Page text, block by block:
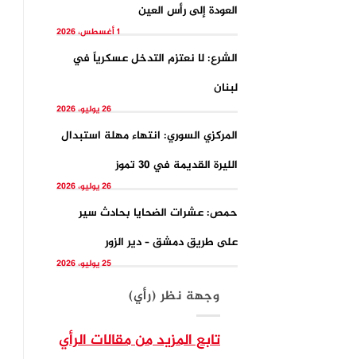
العودة إلى رأس العين
1 أغسطس، 2026
الشرع: لا نعتزم التدخل عسكرياً في
لبنان
26 يوليو، 2026
المركزي السوري: انتهاء مهلة استبدال
الليرة القديمة في 30 تموز
26 يوليو، 2026
حمص: عشرات الضحايا بحادث سير
على طريق دمشق – دير الزور
25 يوليو، 2026
وجهة نظر (رأي)
تابع المزيد من مقالات الرأي